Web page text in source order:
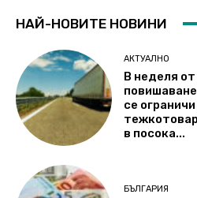
НАЙ-НОВИТЕ НОВИНИ
АКТУАЛНО
В неделя от
се
в посока...
БЪЛГАРИЯ